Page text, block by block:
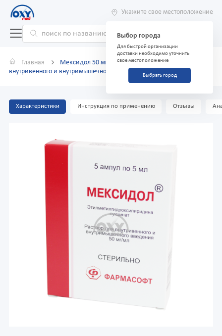
Укажите свое местоположение
Выбор города
Для быстрой организации
доставки необходимо уточнить
свое местоположение
Выбрать город
Главная
Мексидол 50 мг/мл 5 мл №5 раствор для
внутривенного и внутримышечного введения
Характеристики Инструкция по применению Отзывы